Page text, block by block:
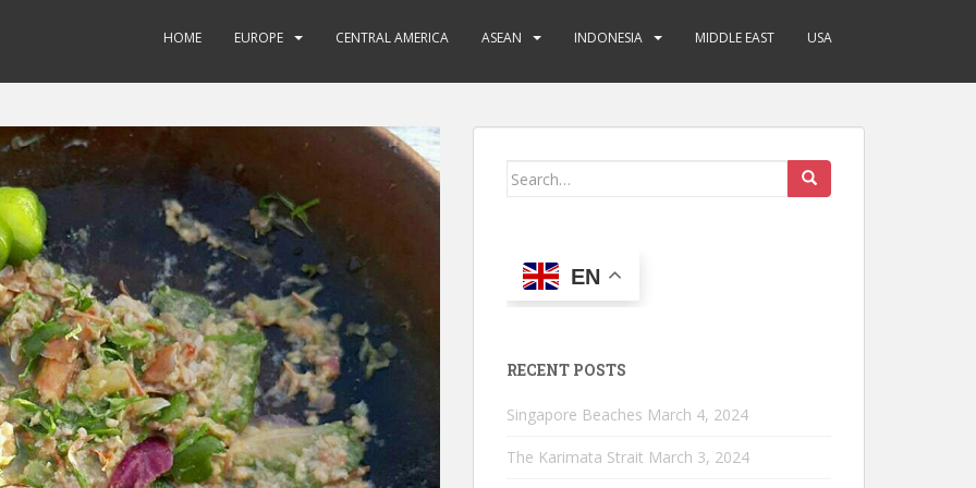
HOME EUROPE CENTRAL AMERICA ASEAN INDONESIA MIDDLE EAST USA
Search
EN
RECENT POSTS
Singapore Beaches March 4, 2024
The Karimata Strait March 3, 2024